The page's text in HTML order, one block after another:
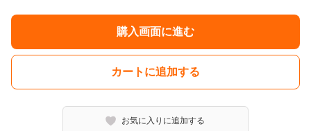
購入画面に進む
カートに追加する
お気に入りに追加する